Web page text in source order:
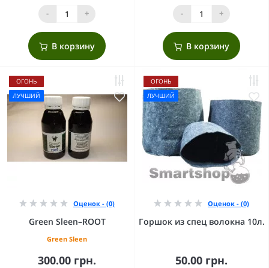
- +
В корзину
- +
В корзину
ОГОНЬ
ЛУЧШИЙ
Оценок - (0)
Green Sleen–ROOT
Green Sleen
300.00 грн.
ОГОНЬ
ЛУЧШИЙ
Оценок - (0)
Горшок из спец волокна 10л.
50.00 грн.